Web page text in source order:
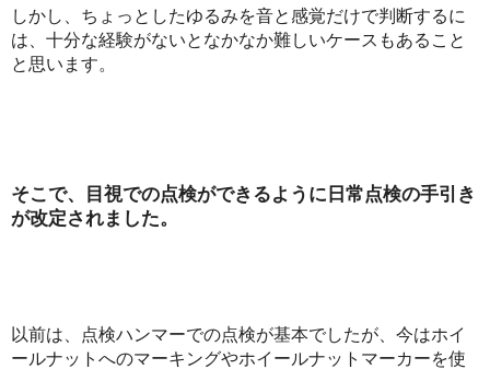
しかし、ちょっとしたゆるみを音と感覚だけで判断するに
は、十分な経験がないとなかなか難しいケースもあること
と思います。
そこで、目視での点検ができるように日常点検の手引き
が改定されました。
以前は、点検ハンマーでの点検が基本でしたが、今はホイ
ールナットへのマーキングやホイールナットマーカーを使